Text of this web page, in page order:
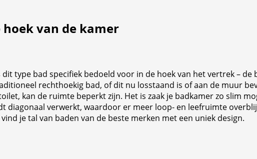
van de kamer
dit type bad specifiek bedoeld voor in de hoek van het vertrek –
rechthoekig bad, of dit nu losstaand is of aan de muur
kan de ruimte beperkt zijn. Het is zaak je badkamer zo slim
diagonaal verwerkt, waardoor er meer loop- en leefruimte
je tal van baden van de beste merken met een uniek design.